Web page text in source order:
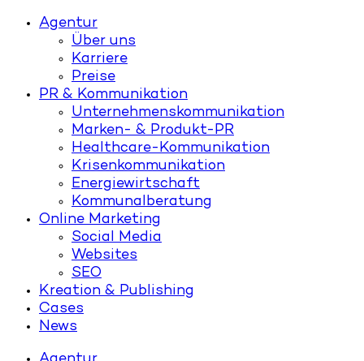
Agentur
Über uns
Karriere
Preise
PR & Kommunikation
Unternehmenskommunikation
Marken- & Produkt-PR
Healthcare-Kommunikation
Krisenkommunikation
Energiewirtschaft
Kommunalberatung
Online Marketing
Social Media
Websites
SEO
Kreation & Publishing
Cases
News